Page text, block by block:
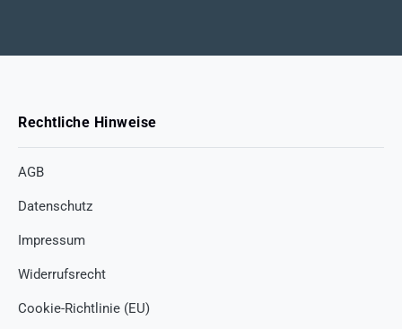
Rechtliche Hinweise
AGB
Datenschutz
Impressum
Widerrufsrecht
Cookie-Richtlinie (EU)